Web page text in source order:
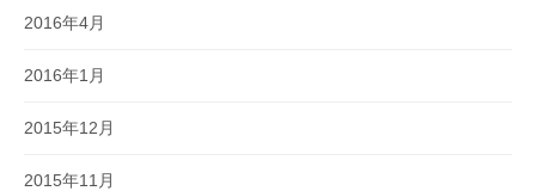
2016年4月
2016年1月
2015年12月
2015年11月